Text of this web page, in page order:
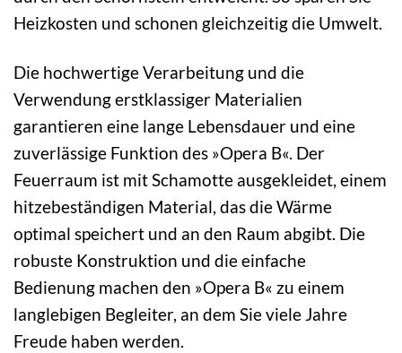
Heizkosten und schonen gleichzeitig die Umwelt.
Die hochwertige Verarbeitung und die
Verwendung erstklassiger Materialien
garantieren eine lange Lebensdauer und eine
zuverlässige Funktion des »Opera B«. Der
Feuerraum ist mit Schamotte ausgekleidet, einem
hitzebeständigen Material, das die Wärme
optimal speichert und an den Raum abgibt. Die
robuste Konstruktion und die einfache
Bedienung machen den »Opera B« zu einem
langlebigen Begleiter, an dem Sie viele Jahre
Freude haben werden.